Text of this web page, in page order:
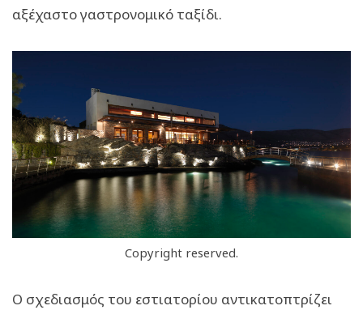
αξέχαστο γαστρονομικό ταξίδι.
Copyright reserved.
Ο σχεδιασμός του εστιατορίου αντικατοπτρίζει